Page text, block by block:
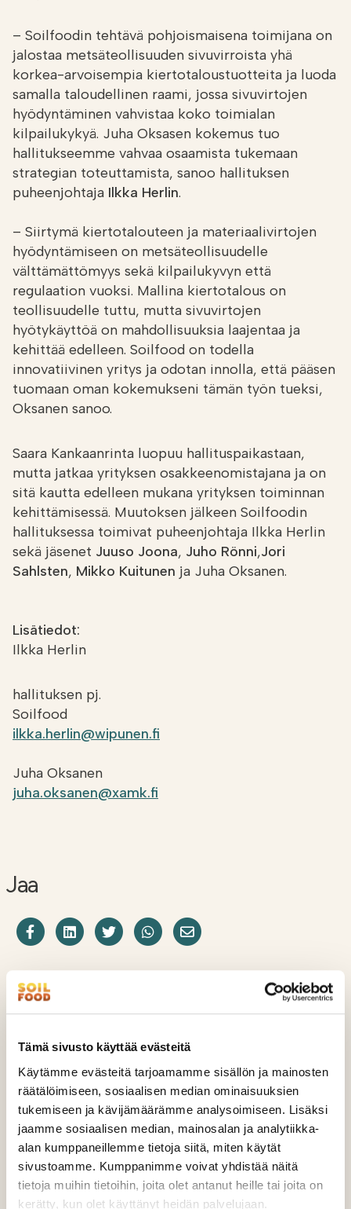
Tämä sivusto käyttää evästeitä
Käytämme evästeitä tarjoamamme sisällön ja mainosten
räätälöimiseen, sosiaalisen median ominaisuuksien
tukemiseen ja kävijämäärämme analysoimiseen. Lisäksi
jaamme sosiaalisen median, mainosalan ja analytiikka-
alan kumppaneillemme tietoja siitä, miten käytät
sivustoamme. Kumppanimme voivat yhdistää näitä
tietoja muihin tietoihin, joita olet antanut heille tai joita on
kerätty, kun olet käyttänyt heidän palvelujaan.
– Soilfoodin tehtävä pohjoismaisena toimijana on
jalostaa metsäteollisuuden sivuvirroista yhä
korkea-arvoisempia kiertotaloustuotteita ja luoda
samalla taloudellinen raami, jossa sivuvirtojen
hyödyntäminen vahvistaa koko toimialan
kilpailukykyä. Juha Oksasen kokemus tuo
hallitukseemme vahvaa osaamista tukemaan
strategian toteuttamista, sanoo hallituksen
puheenjohtaja Ilkka Herlin.
– Siirtymä kiertotalouteen ja materiaalivirtojen
hyödyntämiseen on metsäteollisuudelle
välttämättömyys sekä kilpailukyvyn että
regulaation vuoksi. Mallina kiertotalous on
teollisuudelle tuttu, mutta sivuvirtojen
hyötykäyttöä on mahdollisuuksia laajentaa ja
kehittää edelleen. Soilfood on todella
innovatiivinen yritys ja odotan innolla, että pääsen
tuomaan oman kokemukseni tämän työn tueksi,
Oksanen sanoo.
Saara Kankaanrinta luopuu hallituspaikastaan,
mutta jatkaa yrityksen osakkeenomistajana ja on
sitä kautta edelleen mukana yrityksen toiminnan
kehittämisessä. Muutoksen jälkeen Soilfoodin
hallituksessa toimivat puheenjohtaja Ilkka Herlin
sekä jäsenet Juuso Joona, Juho Rönni,Jori
Sahlsten, Mikko Kuitunen ja Juha Oksanen.
Lisätiedot:
Ilkka Herlin
hallituksen pj.
Soilfood
ilkka.herlin@wipunen.fi
Juha Oksanen
juha.oksanen@xamk.fi
Jaa
Jaa Facebookissa
Share on LinkedIn
Jaa Twitterissä
Jaa WhatsAppissa